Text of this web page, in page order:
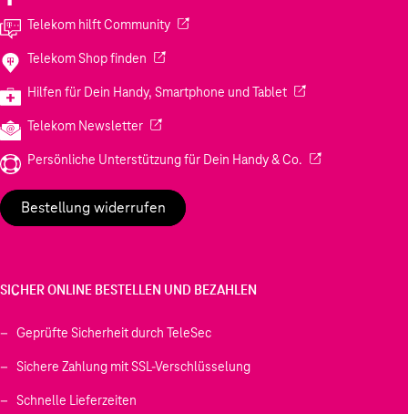
Telekom hilft Community(Wird in einem neuen Tab geöffnet)
Telekom Shop finden (Wird in einem neuen Tab geöffnet)
Hilfen für Dein Handy, Smartphone und Tablet(Wird in einem
Telekom Newsletter(Wird in einem neuen Tab geöffnet)
Persönliche Unterstützung für Dein Handy & Co. (Wird in einem
Bestellung widerrufen
SICHER ONLINE BESTELLEN UND BEZAHLEN
Geprüfte Sicherheit durch TeleSec
Sichere Zahlung mit SSL-Verschlüsselung
Schnelle Lieferzeiten